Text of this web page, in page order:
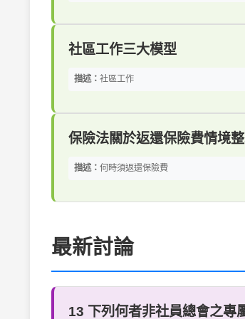
社區工作三大模型
描述： 社區工作
保險法關於返還保險費情境
描述： 何時須返還保險費
最新討論
13 下列何者非社員總會之專